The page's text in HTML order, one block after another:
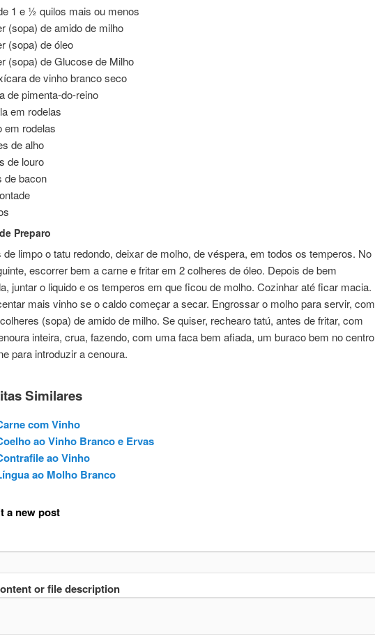
1 e ½ quilos mais ou menos
(sopa) de amido de milho
(sopa) de óleo
(sopa) de Glucose de Milho
de vinho branco seco
de pimenta-do-reino
em rodelas
em rodelas
de alho
de louro
de bacon
Preparo
de limpo o tatu redondo, deixar de molho, de véspera, em todos os temperos. No
escorrer bem a carne e fritar em 2 colheres de óleo. Depois de bem
juntar o liquido e os temperos em que ficou de molho. Cozinhar até ficar macia.
mais vinho se o caldo começar a secar. Engrossar o molho para servir, com
(sopa) de amido de milho. Se quiser, rechearo tatú, antes de fritar, com
inteira, crua, fazendo, com uma faca bem afiada, um buraco bem no centro
para introduzir a cenoura.
Similares
com Vinho
ao Vinho Branco e Ervas
ao Vinho
ao Molho Branco
a new post
or file description